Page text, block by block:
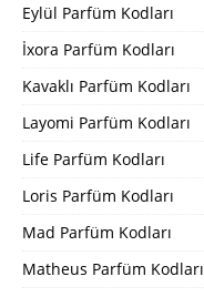
Eylül Parfüm Kodları
İxora Parfüm Kodları
Kavaklı Parfüm Kodları
Layomi Parfüm Kodları
Life Parfüm Kodları
Loris Parfüm Kodları
Mad Parfüm Kodları
Matheus Parfüm Kodları